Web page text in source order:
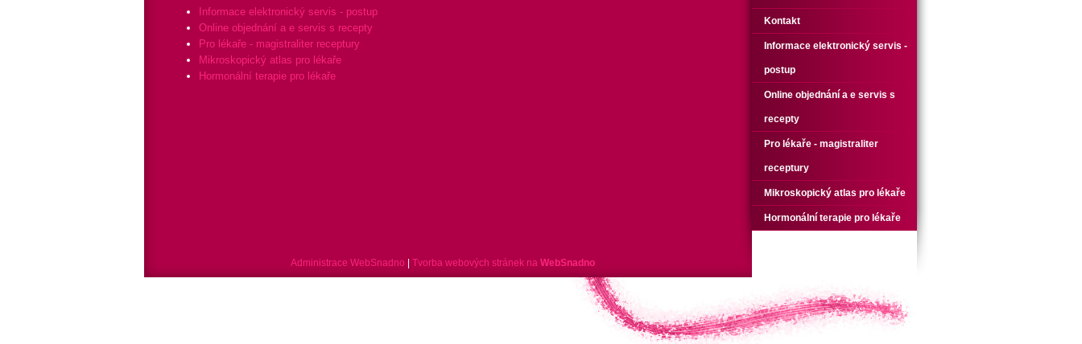
Informace elektronický servis - postup
Online objednání a e servis s recepty
Pro lékaře - magistraliter receptury
Mikroskopický atlas pro lékaře
Hormonální terapie pro lékaře
Kontakt
Informace elektronický servis -
postup
Online objednání a e servis s
recepty
Pro lékaře - magistraliter
receptury
Mikroskopický atlas pro lékaře
Hormonální terapie pro lékaře
Administrace WebSnadno Tvorba webových stránek na WebSnadno